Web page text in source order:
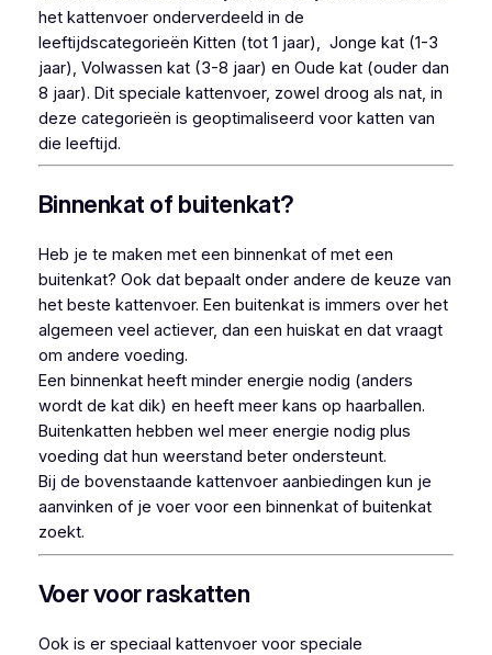
het kattenvoer onderverdeeld in de
leeftijdscategorieën Kitten (tot 1 jaar), Jonge kat (1-3
jaar), Volwassen kat (3-8 jaar) en Oude kat (ouder dan
8 jaar). Dit speciale kattenvoer, zowel droog als nat, in
deze categorieën is geoptimaliseerd voor katten van
die leeftijd.
Binnenkat of buitenkat?
Heb je te maken met een binnenkat of met een
buitenkat? Ook dat bepaalt onder andere de keuze van
het beste kattenvoer. Een buitenkat is immers over het
algemeen veel actiever, dan een huiskat en dat vraagt
om andere voeding.
Een binnenkat heeft minder energie nodig (anders
wordt de kat dik) en heeft meer kans op haarballen.
Buitenkatten hebben wel meer energie nodig plus
voeding dat hun weerstand beter ondersteunt.
Bij de bovenstaande kattenvoer aanbiedingen kun je
aanvinken of je voer voor een binnenkat of buitenkat
zoekt.
Voer voor raskatten
Ook is er speciaal kattenvoer voor speciale